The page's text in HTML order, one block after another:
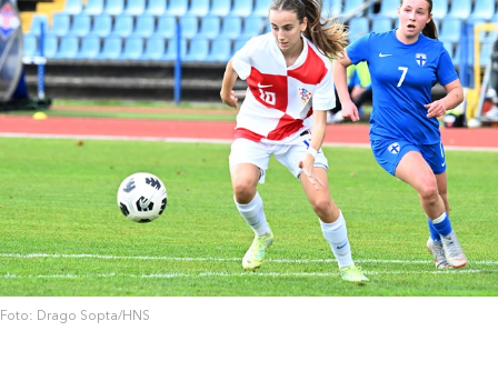
Foto: Drago Sopta/HNS